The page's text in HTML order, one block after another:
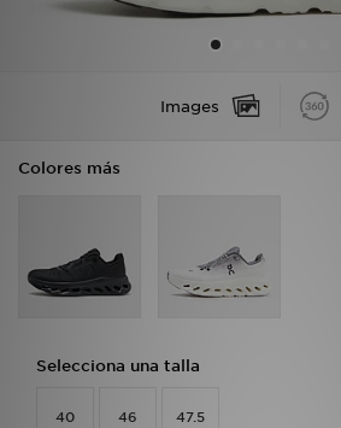
Images
Colores más
Selecciona una talla
40 46 47.5